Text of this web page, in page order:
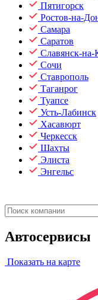
Пятигорск
Ростов-на-
Самара
Саратов
Славянск-на-
Сочи
Ставрополь
Таганрог
Туапсе
Усть-Лабинск
Хасавюрт
Черкесск
Шахты
Элиста
Энгельс
Автосервисы
Показать на карте